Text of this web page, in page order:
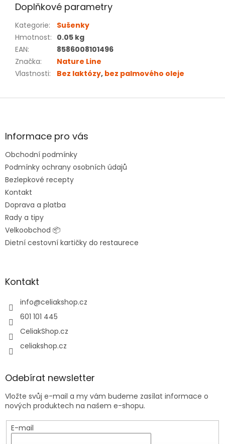
Doplňkové parametry
Kategorie:
Sušenky
Hmotnost: 0.05 kg
EAN:
8586008101496
Značka:
Nature Line
Vlastnosti: Bez laktózy, bez palmového oleje
Z
aInformace pro vás
Obchodní podmínky
Podmínky ochrany osobních údajů
Bezlepkové recepty
Kontakt
Doprava a platba
Rady a tipy
Velkoobchod 📦
Dietní cestovní kartičky do restaurece
Kontakt
info@celiakshop.cz
601 101 445
CeliakShop.cz
celiakshop.cz
Odebírat newsletter
Vložte svůj e-mail a my vám budeme zasílat informace o
nových produktech na našem e-shopu.
E-mail